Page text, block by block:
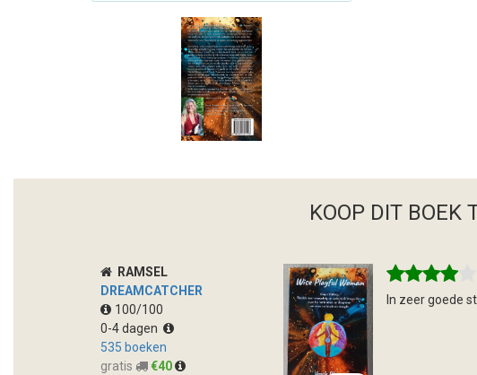
KOOP DIT BOEK
RAMSEL
DREAMCATCHER
100/100
0-4 dagen
535 boeken
gratis
€40
In zeer goede